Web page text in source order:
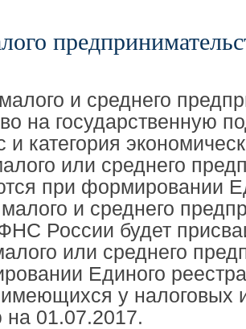
и среднего
на государственную
и категория
или среднего
при формировании
и среднего
России будет
или среднего
Единого
у налоговых
на 01.07.2017.